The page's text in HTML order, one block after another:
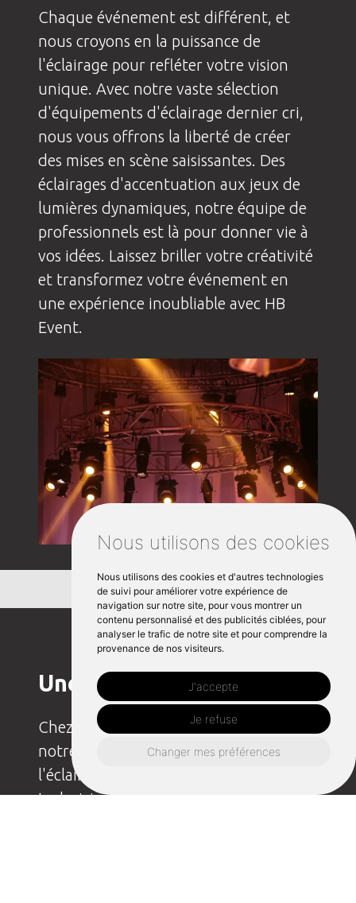
Nous utilisons des cookies
Nous utilisons des cookies et d'autres technologies
de suivi pour améliorer votre expérience de
navigation sur notre site, pour vous montrer un
contenu personnalisé et des publicités ciblées, pour
analyser le trafic de notre site et pour comprendre la
provenance de nos visiteurs.
J'accepte
Je refuse
Changer mes préférences
Chaque événement est différent, et
nous croyons en la puissance de
l'éclairage pour refléter votre vision
unique. Avec notre vaste sélection
d'équipements d'éclairage dernier cri,
nous vous offrons la liberté de créer
des mises en scène saisissantes. Des
éclairages d'accentuation aux jeux de
lumières dynamiques, notre équipe de
professionnels est là pour donner vie à
vos idées. Laissez briller votre créativité
et transformez votre événement en
une expérience inoubliable avec HB
Event.
Une ambiance maîtrisée
Chez HB Event, nous sommes fiers de
notre expertise dans le domaine de
l'éclairage événementiel. Nos
techniciens qualifiés sont passionnés